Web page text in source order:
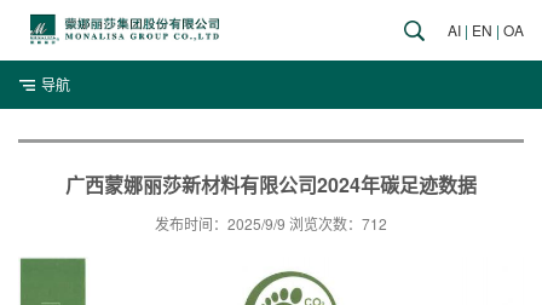
AI | EN | OA
导航
广西蒙娜丽莎新材料有限公司2024年碳足迹数据
发布时间：2025/9/9 浏览次数：712